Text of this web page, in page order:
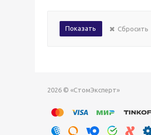
Показать Сбросить
2026 © «СтомЭксперт»